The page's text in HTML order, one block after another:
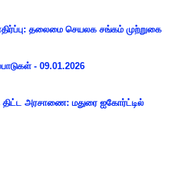
எதிர்ப்பு: தலைமை செயலக சங்கம் முற்றுகை
- 09.01.2026
திட்ட அரசாணை: மதுரை ஐகோர்ட்டில்